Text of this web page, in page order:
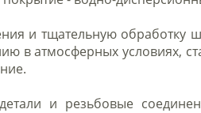
и тщательную обработку
в атмосферных условиях,
и резьбовые